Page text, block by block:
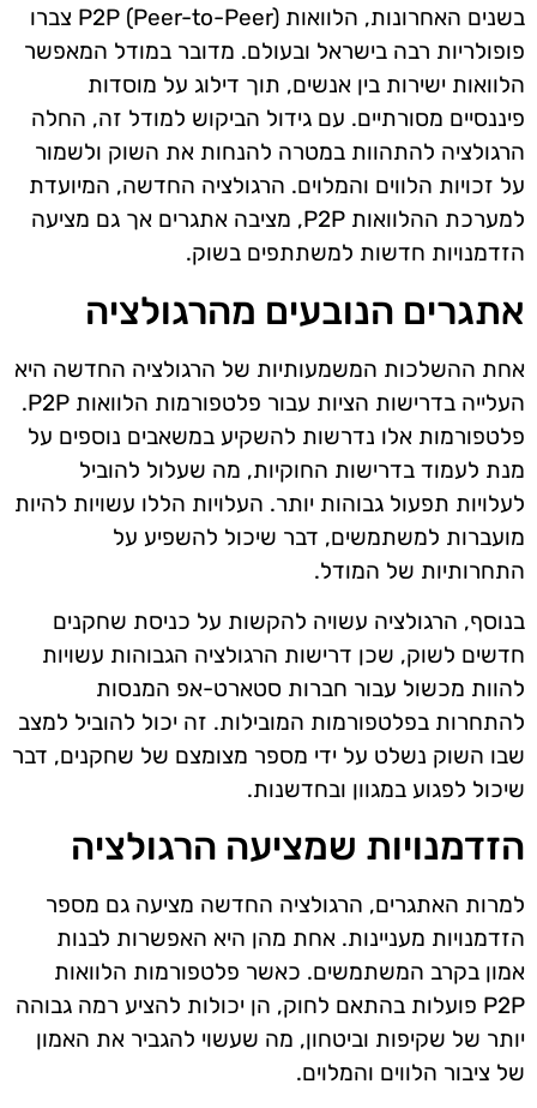
בשנים האחרונות, הלוואות P2P (Peer-to-Peer) צברו
פופולריות רבה בישראל ובעולם. מדובר במודל המאפשר
הלוואות ישירות בין אנשים, תוך דילוג על מוסדות
פיננסיים מסורתיים. עם גידול הביקוש למודל זה, החלה
הרגולציה להתהוות במטרה להנחות את השוק ולשמור
על זכויות הלווים והמלוים. הרגולציה החדשה, המיועדת
למערכת ההלוואות P2P, מציבה אתגרים אך גם מציעה
הזדמנויות חדשות למשתתפים בשוק.
אתגרים הנובעים מהרגולציה
אחת ההשלכות המשמעותיות של הרגולציה החדשה היא
העלייה בדרישות הציות עבור פלטפורמות הלוואות P2P.
פלטפורמות אלו נדרשות להשקיע במשאבים נוספים על
מנת לעמוד בדרישות החוקיות, מה שעלול להוביל
לעלויות תפעול גבוהות יותר. העלויות הללו עשויות להיות
מועברות למשתמשים, דבר שיכול להשפיע על
התחרותיות של המודל.
בנוסף, הרגולציה עשויה להקשות על כניסת שחקנים
חדשים לשוק, שכן דרישות הרגולציה הגבוהות עשויות
להוות מכשול עבור חברות סטארט-אפ המנסות
להתחרות בפלטפורמות המובילות. זה יכול להוביל למצב
שבו השוק נשלט על ידי מספר מצומצם של שחקנים, דבר
שיכול לפגוע במגוון ובחדשנות.
הזדמנויות שמציעה הרגולציה
למרות האתגרים, הרגולציה החדשה מציעה גם מספר
הזדמנויות מעניינות. אחת מהן היא האפשרות לבנות
אמון בקרב המשתמשים. כאשר פלטפורמות הלוואות
P2P פועלות בהתאם לחוק, הן יכולות להציע רמה גבוהה
יותר של שקיפות וביטחון, מה שעשוי להגביר את האמון
של ציבור הלווים והמלוים.